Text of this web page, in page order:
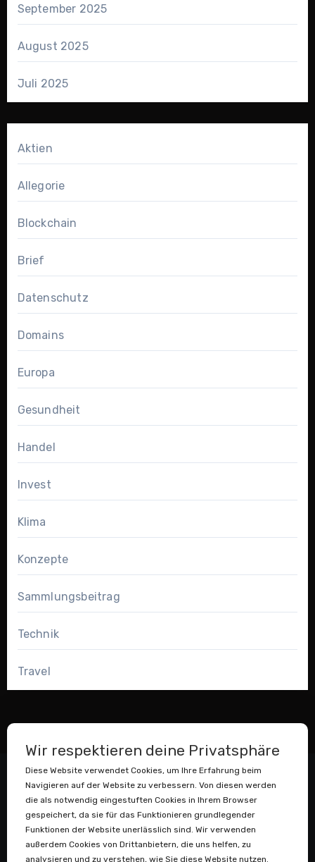
September 2025
August 2025
Juli 2025
Aktien
Allegorie
Blockchain
Brief
Datenschutz
Domains
Europa
Gesundheit
Handel
Invest
Klima
Konzepte
Sammlungsbeitrag
Technik
Travel
Wir respektieren deine Privatsphäre
Diese Website verwendet Cookies, um Ihre Erfahrung beim
Navigieren auf der Website zu verbessern. Von diesen werden
die als notwendig eingestuften Cookies in Ihrem Browser
gespeichert, da sie für das Funktionieren grundlegender
Funktionen der Website unerlässlich sind. Wir verwenden
außerdem Cookies von Drittanbietern, die uns helfen, zu
analysieren und zu verstehen, wie Sie diese Website nutzen.